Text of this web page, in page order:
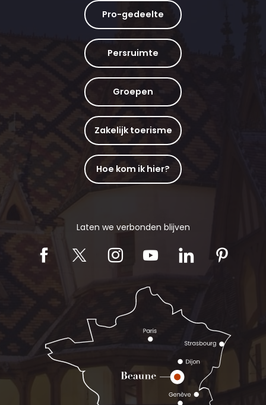
Pro-gedeelte
Persruimte
Groepen
Zakelijk toerisme
Hoe kom ik hier?
Laten we verbonden blijven